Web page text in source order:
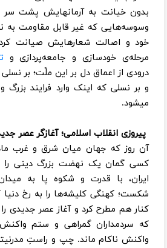
بدون خیانت به آرمانهایش پشت سر
وسوسه‌هایی که غیر قابل مقاومت به
خود و اصالت شعارهایش صیانت
مرحله‌ی خودسازی و جامعه‌پردازی و
درودی از اعماق دل بر این ملّت؛ بر نسلی
و بر نسلی که اینک وارد فرایند
میشود.
پیروزی انقلاب اسلامی؛ آغازگر عصر
آن روز که جهان میان شرق و غرب
کسی گمان یک نهضت بزرگ دینی را
ایران، با قدرت و شکوه پا به
شکست؛ کهنگی کلیشه‌ها را به رخ دنیا
کنار هم مطرح کرد و آغاز عصر جدیدی
که سردمداران گمراهی و ستم
واکنش ناکام ماند. چپ و راستِ